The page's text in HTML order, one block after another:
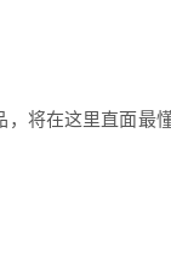
，将在这里直面最